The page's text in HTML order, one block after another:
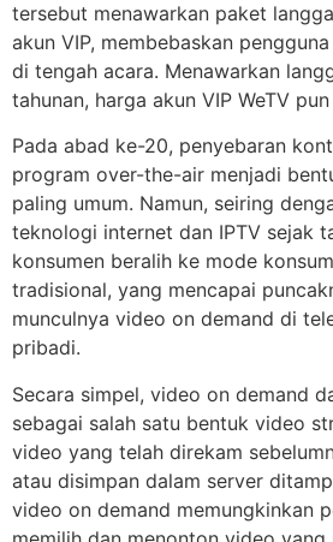
tersebut menawarkan paket
akun VIP, membebaskan
di tengah acara. Menawarkan
tahunan, harga akun VIP WeTV
Pada abad ke-20, penyebaran
program over-the-air menjadi
paling umum. Namun, seiring
teknologi internet dan IPTV sejak
konsumen beralih ke mode
tradisional, yang mencapai
munculnya video on demand di
pribadi.
Secara simpel, video on demand
sebagai salah satu bentuk video
video yang telah direkam
atau disimpan dalam server
video on demand memungkinkan